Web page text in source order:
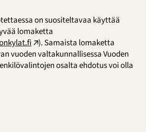
on suositeltavaa käyttää
lomaketta
). Samaista lomaketta
vuoden valtakunnallisessa Vuoden
osalta ehdotus voi olla